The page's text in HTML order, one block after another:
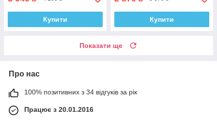
Купити Купити
Показати ще
Про нас
100% позитивних з 34 відгуків за рік
Працює з 20.01.2016